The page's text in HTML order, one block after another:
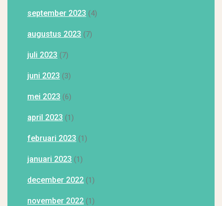
september 2023 (4)
augustus 2023 (7)
juli 2023 (7)
juni 2023 (3)
mei 2023 (6)
april 2023 (1)
februari 2023 (1)
januari 2023 (1)
december 2022 (1)
november 2022 (1)